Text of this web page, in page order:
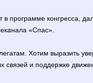
в программе конгресса,
«Спас».
Хотим выразить
и поддержке